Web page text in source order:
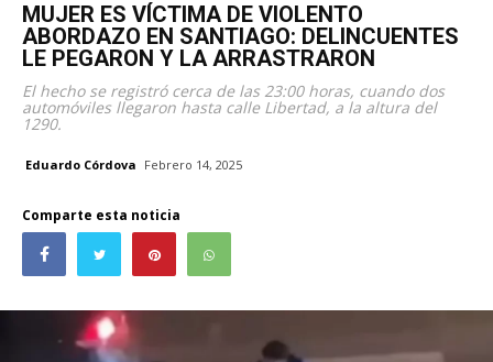
MUJER ES VÍCTIMA DE VIOLENTO
ABORDAZO EN SANTIAGO: DELINCUENTES
LE PEGARON Y LA ARRASTRARON
El hecho se registró cerca de las 23:00 horas, cuando dos
automóviles llegaron hasta calle Libertad, a la altura del
1290.
Eduardo Córdova Febrero 14, 2025
Comparte esta noticia